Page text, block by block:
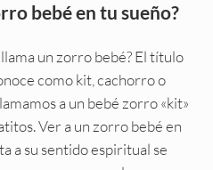
bebé en tu sueño?
un zorro bebé? El título
como kit, cachorro o
a un bebé zorro «kit»
Ver a un zorro bebé en
a su sentido espiritual se